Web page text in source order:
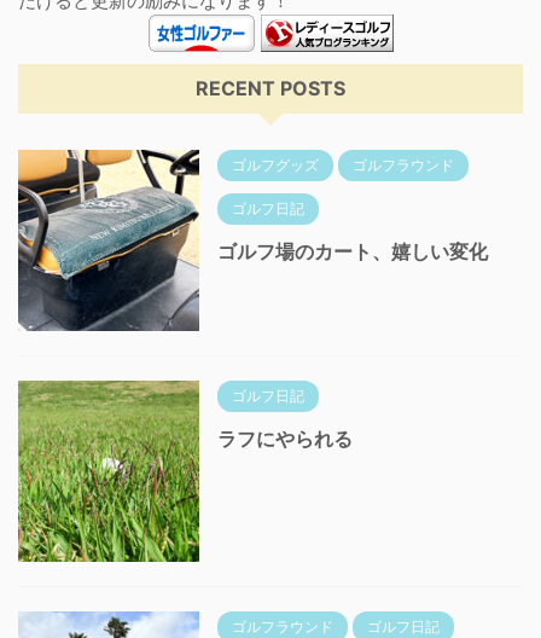
RECENT POSTS
ゴルフグッズ ゴルフラウンド
ゴルフ日記
ゴルフ場のカート、嬉しい変化
ゴルフ日記
ラフにやられる
ゴルフラウンド ゴルフ日記